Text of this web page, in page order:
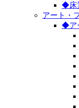
◆床
アート・
◆ア